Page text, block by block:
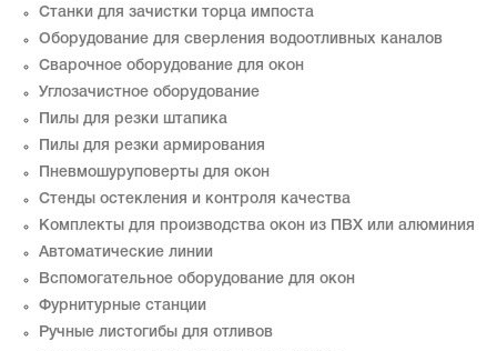
Станки для зачистки торца импоста
Оборудование для сверления водоотливных каналов
Сварочное оборудование для окон
Углозачистное оборудование
Пилы для резки штапика
Пилы для резки армирования
Пневмошуруповерты для окон
Стенды остекления и контроля качества
Комплекты для производства окон из ПВХ или алюминия
Автоматические линии
Вспомогательное оборудование для окон
Фурнитурные станции
Ручные листогибы для отливов